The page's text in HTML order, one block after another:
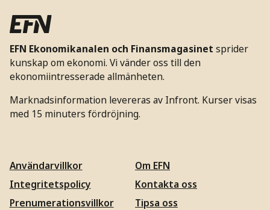
EFN Ekonomikanalen och Finansmagasinet sprider
kunskap om ekonomi. Vi vänder oss till den
ekonomiintresserade allmänheten.
Marknadsinformation levereras av Infront. Kurser visas
med 15 minuters fördröjning.
Användarvillkor
Integritetspolicy
Prenumerationsvillkor
Om EFN
Kontakta oss
Tipsa oss